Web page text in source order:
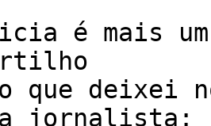
é mais
que deixei
jornalista: